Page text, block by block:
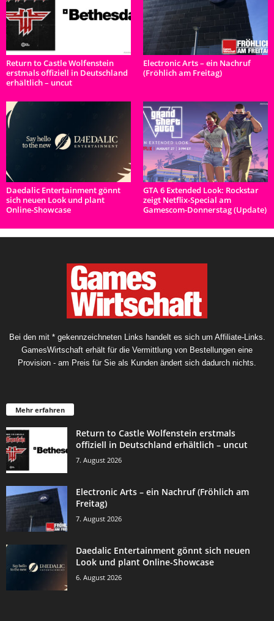
Return to Castle Wolfenstein
erstmals offiziell in Deutschland
erhältlich – uncut
Electronic Arts – ein Nachruf
(Fröhlich am Freitag)
Daedalic Entertainment gönnt
sich neuen Look und plant
Online-Showcase
GTA 6 Extended Look: Rockstar
zeigt Netflix-Special am
Gamescom-Donnerstag (Update)
Bei den mit * gekennzeichneten Links handelt es sich um Affiliate-Links.
GamesWirtschaft erhält für die Vermittlung von Bestellungen eine
Provision - am Preis für Sie als Kunden ändert sich dadurch nichts.
Mehr erfahren
Return to Castle Wolfenstein erstmals
offiziell in Deutschland erhältlich – uncut
7. August 2026
Electronic Arts – ein Nachruf (Fröhlich am
Freitag)
7. August 2026
Daedalic Entertainment gönnt sich neuen
Look und plant Online-Showcase
6. August 2026